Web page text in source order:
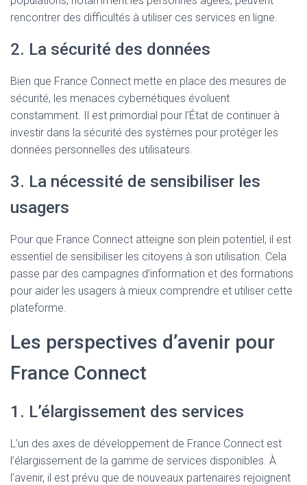
rencontrer des difficultés à utiliser ces services en ligne.
2. La sécurité des données
Bien que France Connect mette en place des mesures de
sécurité, les menaces cybernétiques évoluent
constamment. Il est primordial pour l’État de continuer à
investir dans la sécurité des systèmes pour protéger les
données personnelles des utilisateurs.
3. La nécessité de sensibiliser les
usagers
Pour que France Connect atteigne son plein potentiel, il est
essentiel de sensibiliser les citoyens à son utilisation. Cela
passe par des campagnes d’information et des formations
pour aider les usagers à mieux comprendre et utiliser cette
plateforme.
Les perspectives d’avenir pour
France Connect
1. L’élargissement des services
L’un des axes de développement de France Connect est
l’élargissement de la gamme de services disponibles. À
l’avenir, il est prévu que de nouveaux partenaires rejoignent